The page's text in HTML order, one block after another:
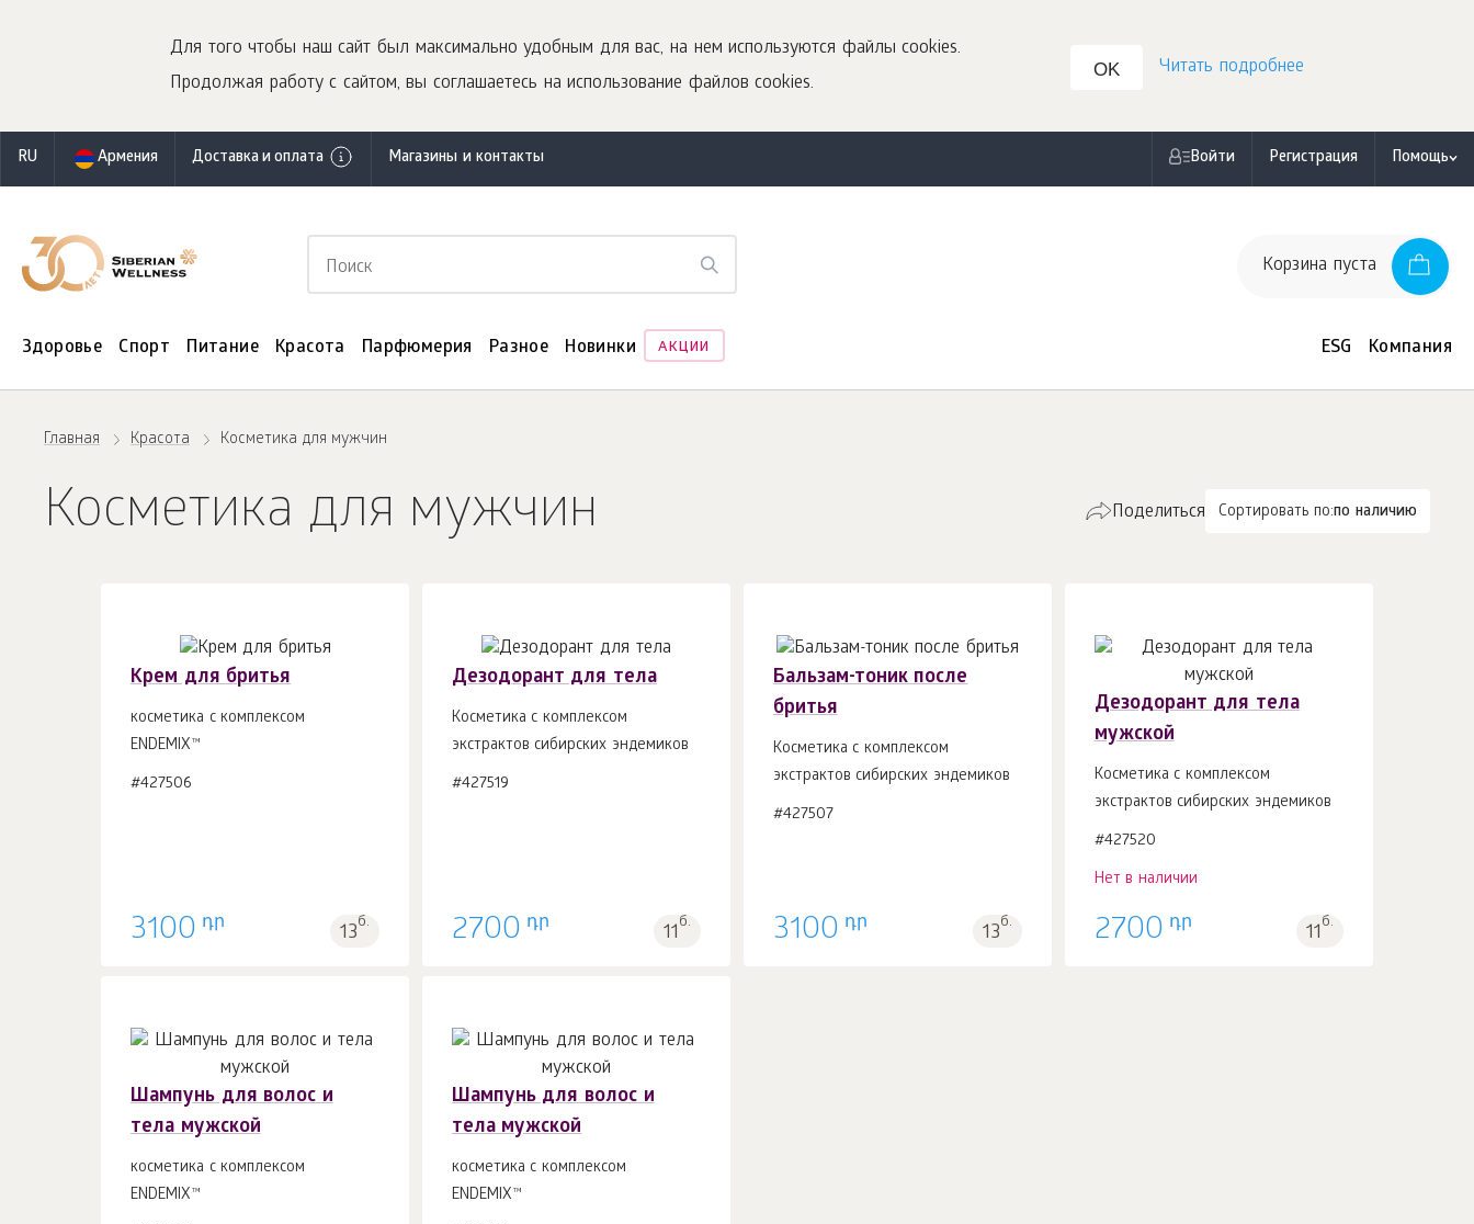
Для того чтобы наш сайт был максимально удобным для вас, на нем используются файлы cookies.
Продолжая работу с сайтом, вы соглашаетесь на использование файлов cookies.
OK Читать подробнее
RU Армения Доставка и оплата Магазины и контакты Войти Регистрация Помощь
Корзина пуста
Здоровье Спорт Питание Красота Парфюмерия Разное Новинки АКЦИИ ESG Компания
Главная Красота Косметика для мужчин
Косметика для мужчин Сортировать по:по наличию
Поделиться
Крем для бритья
косметика с комплексом
ENDEMIX™
#427506
3100 դր 13б.
Дезодорант для тела
Косметика с комплексом
экстрактов сибирских эндемиков
#427519
2700 դր 11б.
В корзину 1
Бальзам-тоник после
бритья
Косметика с комплексом
экстрактов сибирских эндемиков
#427507
3100 դր 13б.
В корзину 1шт.
Дезодорант для тела
мужской
Косметика с комплексом
экстрактов сибирских эндемиков
#427520
Нет в наличии
2700 դր 11б.
Шампунь для волос и
тела мужской
косметика с комплексом
ENDEMIX™
Шампунь для волос и
тела мужской
косметика с комплексом
ENDEMIX™